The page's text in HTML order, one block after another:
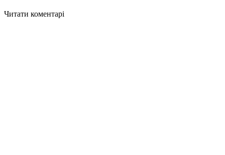
Читати коментарі